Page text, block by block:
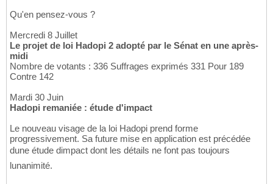
Qu'en pensez-vous ?
Mercredi 8 Juillet
Le projet de loi Hadopi 2 adopté par le Sénat en une après-
midi
Nombre de votants : 336 Suffrages exprimés 331 Pour 189
Contre 142
Mardi 30 Juin
Hadopi remaniée : étude d'impact
Le nouveau visage de la loi Hadopi prend forme
progressivement. Sa future mise en application est précédée
dune étude dimpact dont les détails ne font pas toujours
lunanimité.